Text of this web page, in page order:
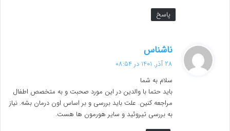
پاسخ
ناشناس
ف
:
28 آذر, 1401 در 08:54
سلام به شما
باید حتما با والدین در این مورد صحبت و به متخصص اطفال
مراجعه کنین. علت باید بررسی و بر اساس اون درمان بشه. نیاز
به بررسی تیروئید و سایر هورمون ها هست.